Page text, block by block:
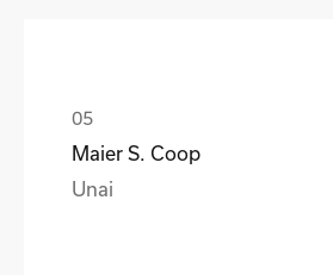
Maier S. Coop
Unai